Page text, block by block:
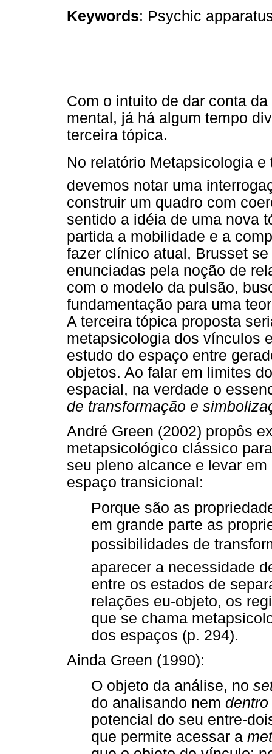
Keywords: Psychic
Com o intuito de dar conta
mental, já há algum tempo
terceira tópica.
No relatório Metapsicologia e
devemos notar uma
construir um quadro com
sentido a idéia de uma nova
partida a mobilidade e a
fazer clínico atual, Brusset
enunciadas pela noção de
com o modelo da pulsão,
fundamentação para uma
A terceira tópica proposta
metapsicologia dos vínculos
estudo do espaço entre
objetos. Ao falar em limites
espacial, na verdade o
de transformação e
André Green (2002) propôs
metapsicológico clássico
seu pleno alcance e levar
espaço transicional:
Porque são as
em grande parte as
possibilidades de
aparecer a necessidade
entre os estados de
relações eu-objeto, os
que se chama
dos espaços (p. 294).
Ainda Green (1990):
O objeto da análise, no
do analisando nem dentro
potencial do seu entre-
que permite acessar a